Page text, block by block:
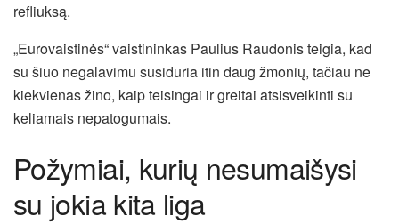
refliuksą.
„Eurovaistinės“ vaistininkas Paulius Raudonis teigia, kad
su šiuo negalavimu susiduria itin daug žmonių, tačiau ne
kiekvienas žino, kaip teisingai ir greitai atsisveikinti su
keliamais nepatogumais.
Požymiai, kurių nesumaišysi
su jokia kita liga